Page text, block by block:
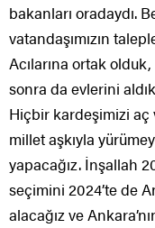
bakanları oradaydı.
vatandaşımızın
Acılarına ortak
sonra da evlerini
Hiçbir kardeşimizi aç
millet aşkıyla
yapacağız. İnşallah
seçimini 2024’te de
alacağız ve